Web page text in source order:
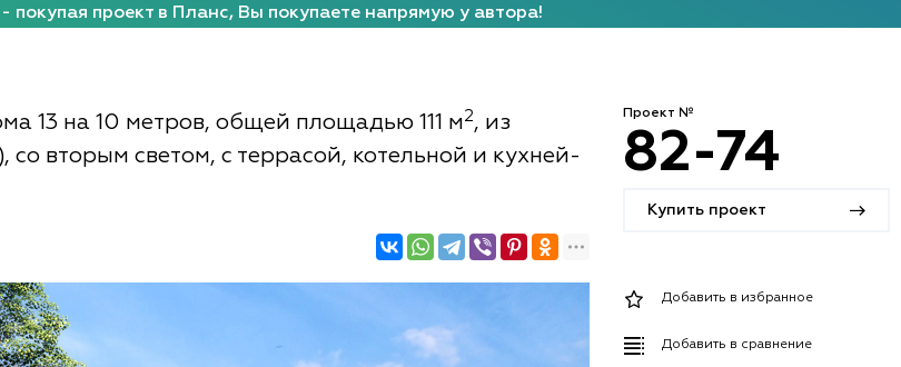
покупая проект в Планс, Вы покупаете напрямую у автора!
13 на 10 метров, общей площадью 111 м2, из
со вторым светом, с террасой, котельной и кухней-
Проект №
82-74
Купить проект
Добавить в избранное
Добавить в сравнение